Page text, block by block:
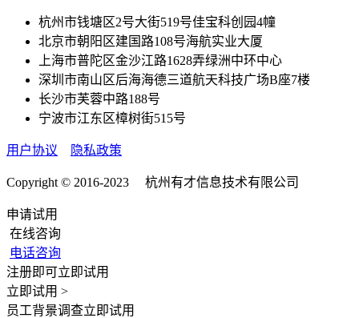
杭州市钱塘区2号大街519号佳宝科创园4幢
北京市朝阳区建国路108号海航实业大厦
上海市普陀区金沙江路1628弄绿洲中环中心
深圳市南山区后海海德三道航天科技广场B座7楼
长沙市芙蓉中路188号
宁波市江东区樟树街515号
用户协议 隐私政策
Copyright © 2016-2023 杭州有才信息技术有限公司
申请试用
在线咨询
电话咨询
注册即可立即试用
立即试用 >
员工背景调查立即试用